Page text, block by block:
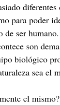
para poder
ser humano.
son
biológico
sea el
el